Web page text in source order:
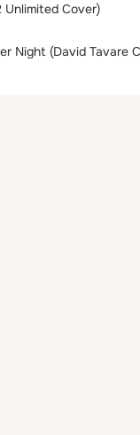
Unlimited Cover)